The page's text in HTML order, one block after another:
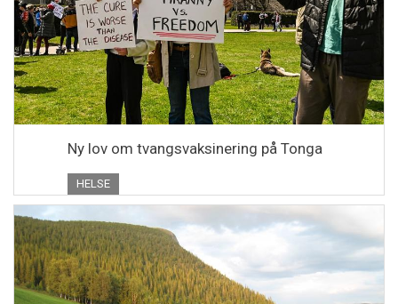
Ny lov om tvangsvaksinering på Tonga
HELSE